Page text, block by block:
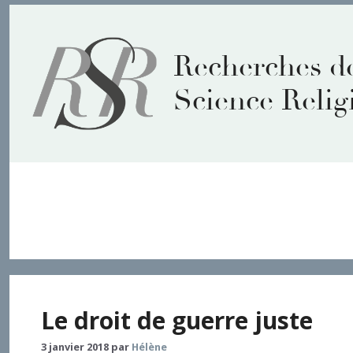
contenu
Recherches
Science
Le droit de guerre juste
3 janvier 2018 par Hélène